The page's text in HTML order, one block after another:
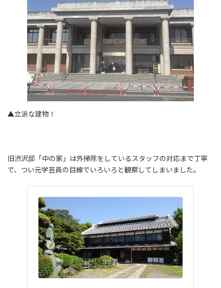
▲立派な建物！
旧渋沢邸「中の家」は外掃除をしているスタッフの対応まで丁寧
で、つい元学芸員の目線でいろいろと観察してしまいました。